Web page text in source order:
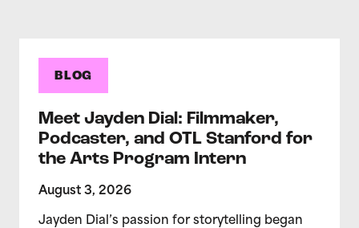
BLOG
Meet Jayden Dial: Filmmaker,
Podcaster, and OTL Stanford for
the Arts Program Intern
August 3, 2026
Jayden Dial’s passion for storytelling began